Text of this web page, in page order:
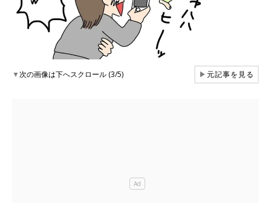
▼次の画像は下へスクロール (3/5) ▶元記事を見る